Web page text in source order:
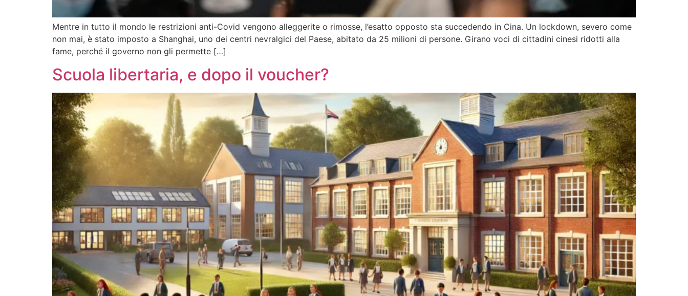
Mentre in tutto il mondo le restrizioni anti-Covid vengono alleggerite o rimosse, l’esatto opposto sta succedendo in Cina. Un lockdown, severo come
non mai, è stato imposto a Shanghai, uno dei centri nevralgici del Paese, abitato da 25 milioni di persone. Girano voci di cittadini cinesi ridotti alla
fame, perché il governo non gli permette […]
Scuola libertaria, e dopo il voucher?